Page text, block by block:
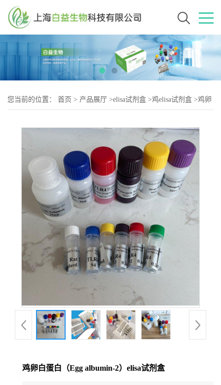
您当前的位置： 首页 > 产品展厅 >elisa试剂盒 >鸡elisa试剂盒 >鸡卵
鸡卵白蛋白（Egg albumin-2）elisa试剂盒